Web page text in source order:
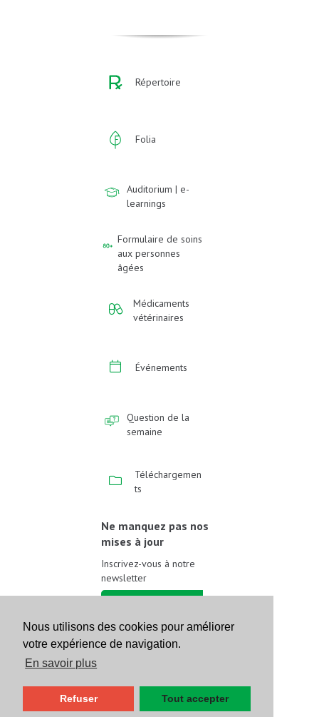
Nous utilisons des cookies pour améliorer
votre expérience de navigation.
En savoir plus
Refuser Tout accepter
Répertoire
Folia
Auditorium | e-
learnings
Formulaire de soins
aux personnes
âgées
Médicaments
vétérinaires
Événements
Question de la
semaine
Téléchargemen
ts
Ne manquez pas nos
mises à jour
Inscrivez-vous à notre
newsletter
Suivez-nous sur les